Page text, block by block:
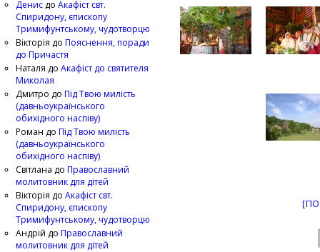
Денис до Акафіст свт.
Спиридону, єпископу
Тримифунтському, чудотворцю
Вікторія до Пояснення, поради
до Причастя
Наталя до Акафіст до святителя
Миколая
Дмитро до Під Твою милість
(давньоукраїнського
обихідного наспіву)
Роман до Під Твою милість
(давньоукраїнського
обихідного наспіву)
Світлана до Православний
молитовник для дітей
Вікторія до Акафіст свт.
Спиридону, єпископу
Тримифунтському, чудотворцю
Андрій до Православний
молитовник для дітей